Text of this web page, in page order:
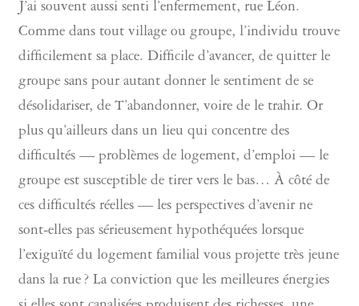
J’ai souvent aussi senti l’enfermement, rue Léon.
Comme dans tout village ou groupe, l’individu trouve
difficilement sa place. Difficile d’avancer, de quitter le
groupe sans pour autant donner le sentiment de se
désolidariser, de T’abandonner, voire de le trahir. Or
plus qu’ailleurs dans un lieu qui concentre des
difficultés — problèmes de logement, d’emploi — le
groupe est susceptible de tirer vers le bas… À côté de
ces difficultés réelles — les perspectives d’avenir ne
sont-elles pas sérieusement hypothéquées lorsque
l’exiguïté du logement familial vous projette très jeune
dans la rue ? La conviction que les meilleures énergies